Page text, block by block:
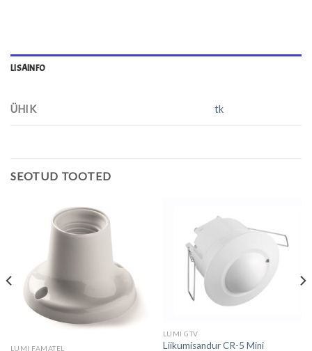
LISAINFO
ÜHIK tk
SEOTUD TOOTED
LUMI FAMATEL
LUMI GTV
Liikumisandur CR-5 Mini